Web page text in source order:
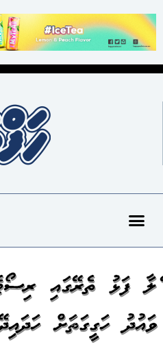
ކެލާ ފަޅު ތެރޭގައި
ވައުދު ހަގީގަތަކަށް